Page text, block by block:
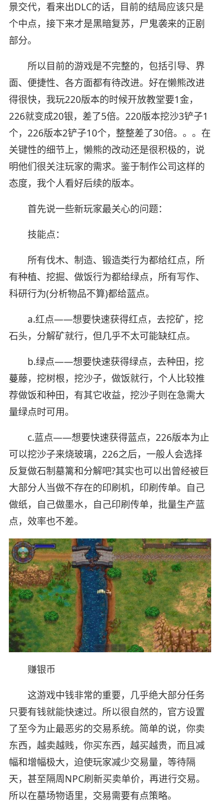
景交代，看来出DLC的话，目前的结局应该只是
个中点，接下来才是黑暗复苏，尸鬼袭来的正剧
部分。
所以目前的游戏是不完整的，包括引导、界
面、便捷性、各方面都有待改进。好在懒熊改进
得很快，我玩220版本的时候开放教堂要1金，
226就变成20银，差了5倍。220版本挖沙3铲子1
个，226版本2铲子10个，整整差了30倍。。。在
关键性的细节上，懒熊的改动还是很积极的，说
明他们很关注玩家的需求。鉴于制作公司这样的
态度，我个人看好后续的版本。
首先说一些新玩家最关心的问题：
技能点：
所有伐木、制造、锻造类行为都给红点，所
有种植、挖掘、做饭行为都给绿点，所有写作、
科研行为(分析物品不算)都给蓝点。
a.红点——想要快速获得红点，去挖矿，挖
石头，分解矿就行，但几乎不太可能缺红点。
b.绿点——想要快速获得绿点，去种田，挖
蔓藤，挖树根，挖沙子，做饭就行，个人比较推
荐做饭和种田，有其它收益，挖沙子则在急需大
量绿点时可用。
c.蓝点——想要快速获得蓝点，226版本为止
可以挖沙子来烧玻璃，226之后，一般人会选择
反复做石制墓篱和分解吧?其实也可以出曾经被巨
大部分人当做不存在的印刷机，印刷传单。自己
做纸，自己做墨水，自己印刷传单，批量生产蓝
点，效率也不差。
赚银币
这游戏中钱非常的重要，几乎绝大部分任务
只要有钱就能快速过。所以很自然的，官方设置
了至今为止最恶劣的交易系统。简单的说，你卖
东西，越卖越贱，你买东西，越买越贵，而且减
幅和增幅极大，迫使玩家减少交易量，等待隔
天，甚至隔周NPC刷新买卖单价，再进行交易。
所以在墓场物语里，交易需要有点策略。